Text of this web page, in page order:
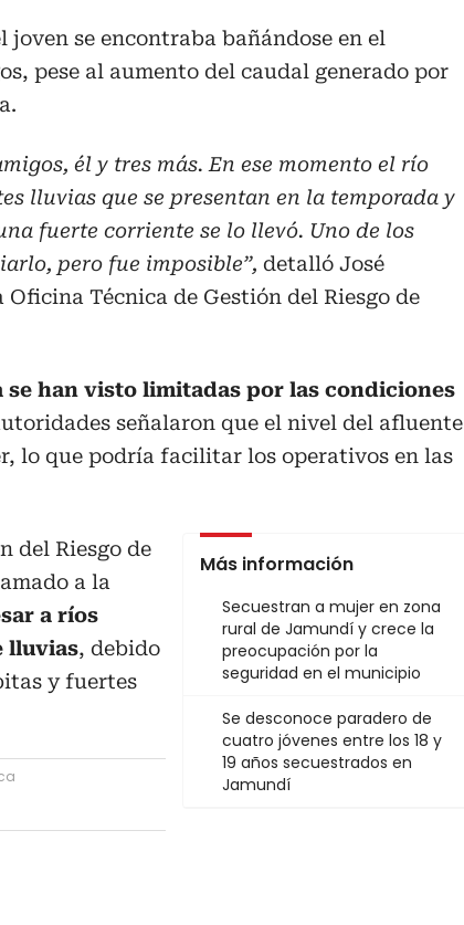
joven se encontraba bañándose en el
pese al aumento del caudal generado por
él y tres más. En ese momento el río
lluvias que se presentan en la temporada y
fuerte corriente se lo llevó. Uno de los
pero fue imposible”, detalló José
Técnica de Gestión del Riesgo de
se han visto limitadas por las condiciones
señalaron que el nivel del afluente
lo que podría facilitar los operativos en las
Más información
Secuestran a mujer en zona
rural de Jamundí y crece la
preocupación por la
seguridad en el municipio
Se desconoce paradero de
cuatro jóvenes entre los 18 y
19 años secuestrados en
Jamundí
del Riesgo de
a la
a ríos
lluvias, debido
y fuertes